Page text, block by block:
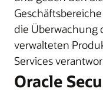
die Überwachung
verwalteten
Services
Oracle